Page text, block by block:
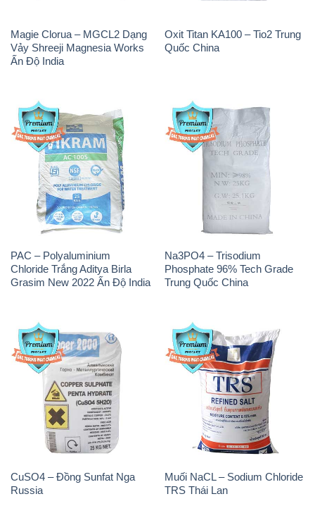
Magie Clorua – MGCL2 Dạng
Vảy Shreeji Magnesia Works
Ấn Độ India
Oxit Titan KA100 – Tio2 Trung
Quốc China
PAC – Polyaluminium
Chloride Trắng Aditya Birla
Grasim New 2022 Ấn Độ India
Na3PO4 – Trisodium
Phosphate 96% Tech Grade
Trung Quốc China
CuSO4 – Đồng Sunfat Nga
Russia
Muối NaCL – Sodium Chloride
TRS Thái Lan